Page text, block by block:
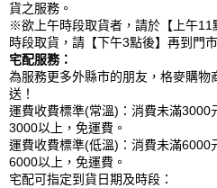
貨之服務。
※欲上午時段取貨者，請於【上午11
時段取貨，請【下午3點後】再到門
宅配服務：
為服務更多外縣市的朋友，格麥購物
送！
運費收費標準(常溫)：消費未滿3000
3000以上，免運費。
運費收費標準(低溫)：消費未滿6000
6000以上，免運費。
宅配可指定到貨日期及時段：